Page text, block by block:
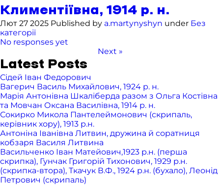
Климентіївна, 1914 р. н.
Лют 27 2025 Published by a.martynyshyn under Без
категорії
No responses yet
Next »
Latest Posts
Сідей Іван Федорович
Вагерич Василь Михайлович, 1924 р. н.
Марія Антонівна Шкаліберда разом з Ольга Костівна
та Мовчан Оксана Василівна, 1914 р. н.
Сокирко Микола Пантелеймонович (скрипаль,
керівник хору), 1913 р.н.
Антоніна Іванівна Литвин, дружина й соратниця
кобзаря Василя Литвина
Васильченко Іван Матейович,1923 р.н. (перша
скрипка), Гунчак Григорій Тихонович, 1929 р.н.
(скрипка-втора), Ткачук В.Ф., 1924 р.н. (бухало), Леонід
Петрович (скрипаль)